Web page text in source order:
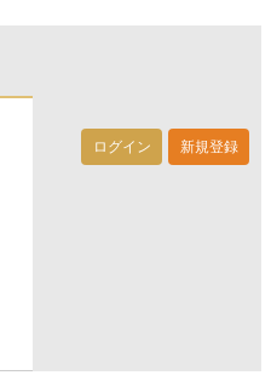
ログイン 新規登録